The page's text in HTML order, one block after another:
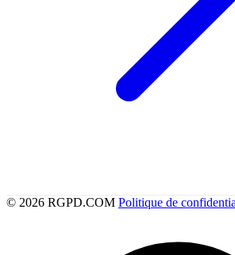
© 2026 RGPD.COM Politique de